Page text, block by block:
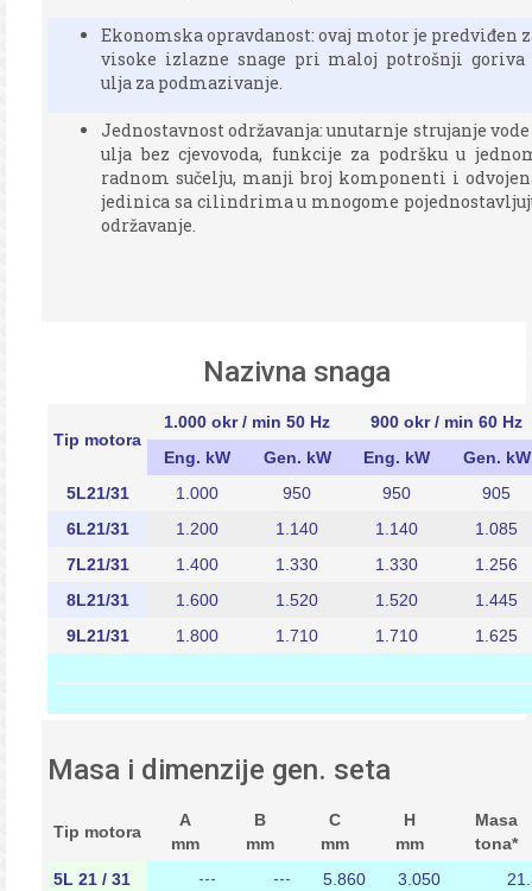
Ekonomska opravdanost: ovaj motor je predviđen
visoke izlazne snage pri maloj potrošnji
ulja za podmazivanje.
Jednostavnost održavanja: unutarnje strujanje
ulja bez cjevovoda, funkcije za podršku u
radnom sučelju, manji broj komponenti i
jedinica sa cilindrima u mnogome
održavanje.
Nazivna snaga
Tip motora
1.000 okr / min 50 Hz
900 okr / min 60 Hz
Eng. kW
Gen. kW Eng. kW
Gen. kW
5L21/31
1.000 950 950
905
6L21/31
1.200 1.140 1.140
1.085
7L21/31
1.400 1.330 1.330
1.256
8L21/31
1.600 1.520 1.520
1.445
9L21/31
1.800 1.710 1.710 1.625
Masa i dimenzije gen. seta
Tip motora
A
mm
B
mm
C
mm
H
mm
Masa
tona*
5L 21 / 31
--- --- 5.860 3.050